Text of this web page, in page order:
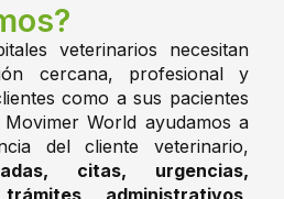
veterinarios necesitan
cercana, profesional y
como a sus pacientes
World ayudamos a
del cliente veterinario,
citas, urgencias,